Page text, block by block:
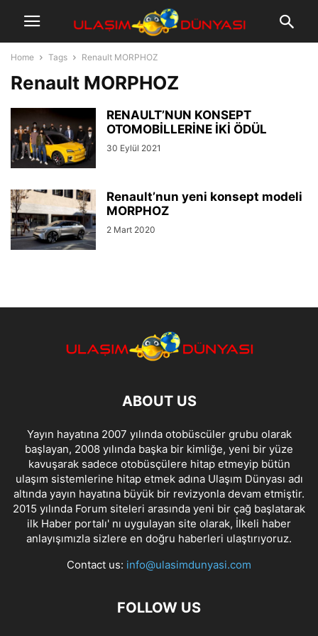
Home Tags Renault MORPHOZ
Renault MORPHOZ
RENAULT’NUN KONSEPT
OTOMOBİLLERİNE İKİ ÖDÜL
30 Eylül 2021
Renault’nun yeni konsept modeli
MORPHOZ
2 Mart 2020
ABOUT US
Yayın hayatına 2007 yılında otobüscüler grubu olarak
başlayan, 2008 yılında başka bir kimliğe, yeni bir yüze
kavuşarak sadece otobüsçülere hitap etmeyip bütün
ulaşım sistemlerine hitap etmek adına Ulaşım Dünyası adı
altında yayın hayatına büyük bir revizyonla devam etmiştir.
2015 yılında Forum siteleri arasında yeni bir çağ başlatarak
ilk Haber portalı' nı uygulayan site olarak, İlkeli haber
anlayışımızla sizlere en doğru haberleri ulaştırıyoruz.
Contact us: info@ulasimdunyasi.com
FOLLOW US